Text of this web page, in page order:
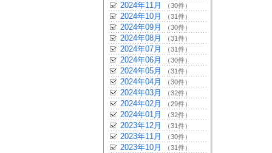
2024年11月 （30件）
2024年10月 （31件）
2024年09月 （30件）
2024年08月 （31件）
2024年07月 （31件）
2024年06月 （30件）
2024年05月 （31件）
2024年04月 （30件）
2024年03月 （32件）
2024年02月 （29件）
2024年01月 （32件）
2023年12月 （31件）
2023年11月 （30件）
2023年10月 （31件）